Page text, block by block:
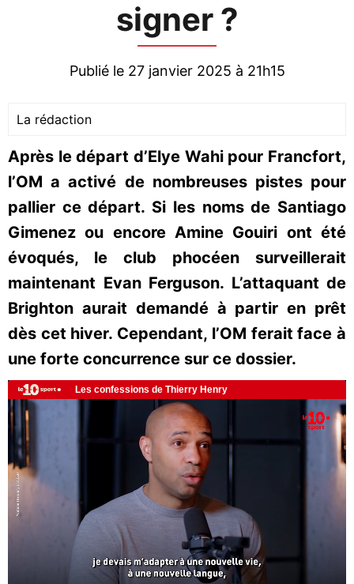
signer ?
Publié le 27 janvier 2025 à 21h15
La rédaction
Après le départ d’Elye Wahi pour Francfort,
l’OM a activé de nombreuses pistes pour
pallier ce départ. Si les noms de Santiago
Gimenez ou encore Amine Gouiri ont été
évoqués, le club phocéen surveillerait
maintenant Evan Ferguson. L’attaquant de
Brighton aurait demandé à partir en prêt
dès cet hiver. Cependant, l’OM ferait face à
une forte concurrence sur ce dossier.